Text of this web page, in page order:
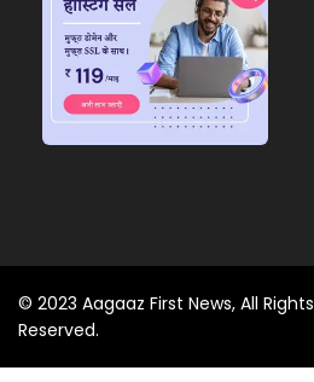
© 2023 Aagaaz First News, All Rights
Reserved.